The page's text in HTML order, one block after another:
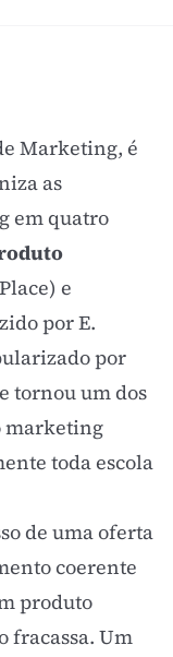
Marketing, é
as
em quatro
e
por E.
por
tornou um dos
marketing
toda escola
de uma oferta
coerente
produto
fracassa. Um